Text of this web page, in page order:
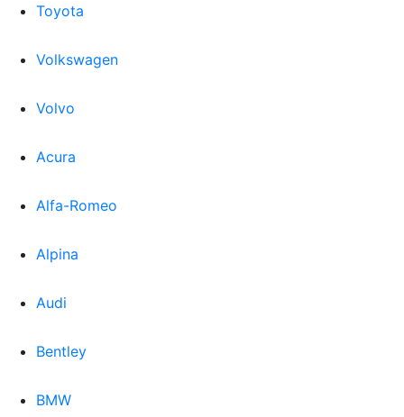
Toyota
Volkswagen
Volvo
Acura
Alfa-Romeo
Alpina
Audi
Bentley
BMW